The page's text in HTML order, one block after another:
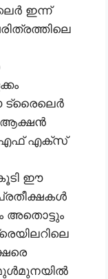
ഇന്ന്
ആക്ഷൻ
എഫ് എക്സ്
കൂടി ഈ
അതൊട്ടും
മുൾമുനയിൽ